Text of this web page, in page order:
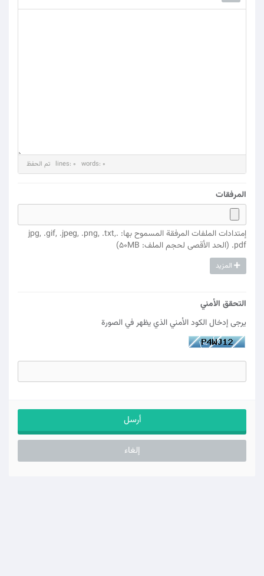
lines: 0 words: 0 تم الحفظ
المرفقات
إمتدادات الملفات المرفقة المسموح بها: .jpg, .gif, .jpeg, .png, .txt,
.pdf (الحد الأقصى لحجم الملف: 50MB)
المزيد
التحقق الأمني
يرجى إدخال الكود الأمني الذي يظهر في الصورة
إلغاء